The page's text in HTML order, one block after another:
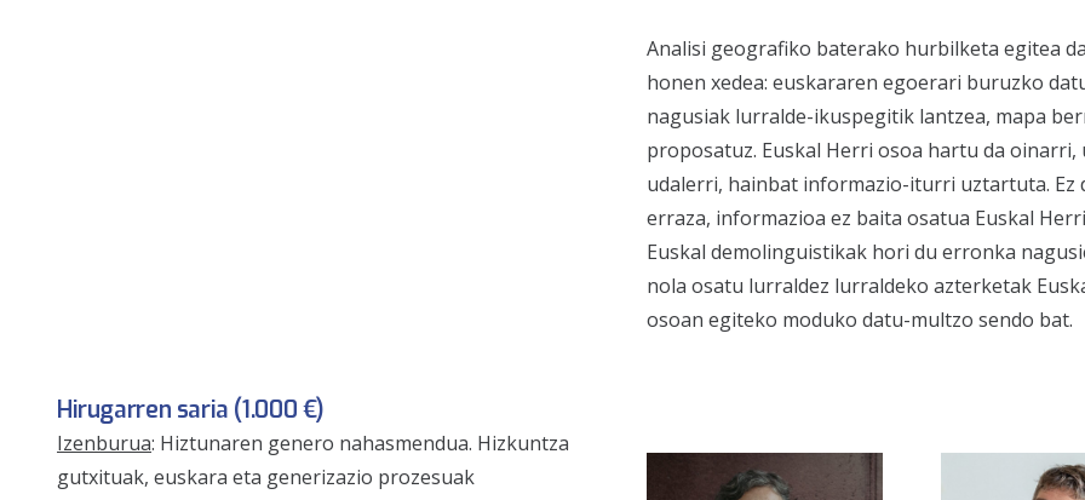
Analisi geografiko baterako hurbilketa egitea
honen xedea: euskararen egoerari buruzko
nagusiak lurralde-ikuspegitik lantzea, mapa
proposatuz. Euskal Herri osoa hartu da oinarri,
udalerri, hainbat informazio-iturri uztartuta. Ez
erraza, informazioa ez baita osatua Euskal
Euskal demolinguistikak hori du erronka
nola osatu lurraldez lurraldeko azterketak
osoan egiteko moduko datu-multzo sendo bat.
Hirugarren saria (1.000 €)
Izenburua: Hiztunaren genero nahasmendua. Hizkuntza
gutxituak, euskara eta generizazio prozesuak